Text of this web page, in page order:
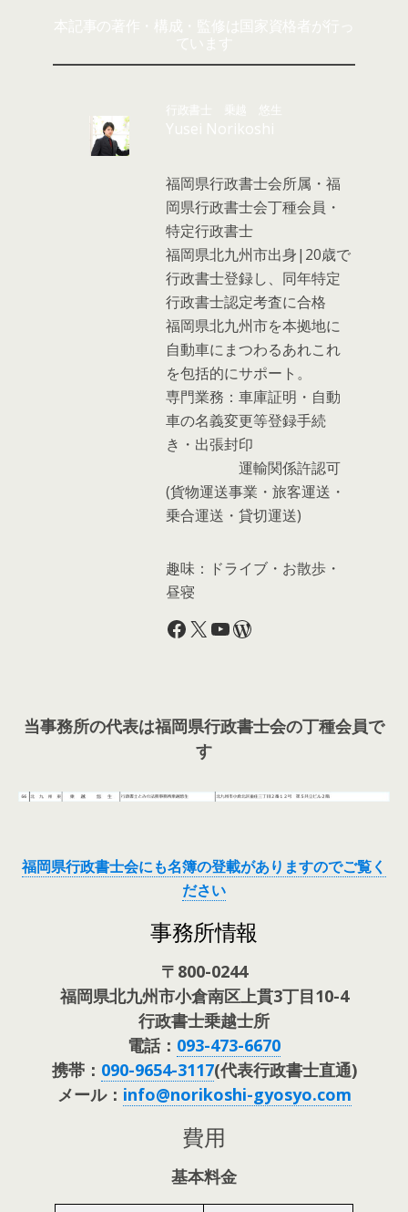
本記事の著作・構成・監修は国家資格者が行っ
ています
行政書士 乗越 悠生
Yusei Norikoshi
福岡県行政書士会所属・福
岡県行政書士会丁種会員・
特定行政書士
福岡県北九州市出身|20歳で
行政書士登録し、同年特定
行政書士認定考査に合格
福岡県北九州市を本拠地に
自動車にまつわるあれこれ
を包括的にサポート。
専門業務：車庫証明・自動
車の名義変更等登録手続
き・出張封印
運輸関係許認可
(貨物運送事業・旅客運送・
乗合運送・貸切運送)
趣味：ドライブ・お散歩・
昼寝
Facebook
X YouTube
WordPress
当事務所の代表は福岡県行政書士会の丁種会員で
す
福岡県行政書士会にも名簿の登載がありますのでご覧く
ださい
事務所情報
〒800-0244
福岡県北九州市小倉南区上貫3丁目10-4
行政書士乗越士所
電話： 093-473-6670
携帯： 090-9654-3117(代表行政書士直通)
メール： info@norikoshi-gyosyo.com
費用
基本料金